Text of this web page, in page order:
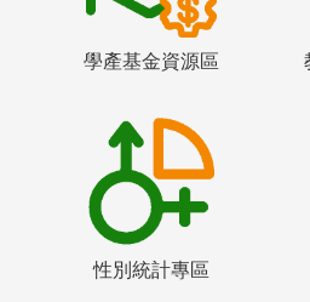
學產基金資源區
性別統計專區